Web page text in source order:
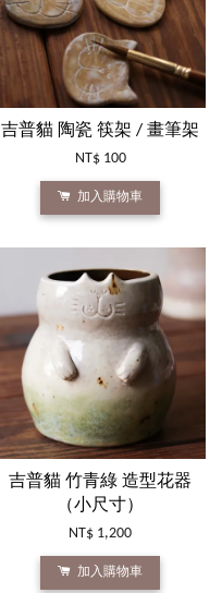
吉普貓 陶瓷 筷架 / 畫筆架
NT$ 100
加入購物車
吉普貓 竹青綠 造型花器
（小尺寸）
NT$ 1,200
加入購物車